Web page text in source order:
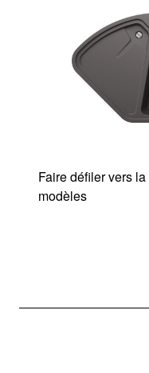
Faire défiler vers
modèles